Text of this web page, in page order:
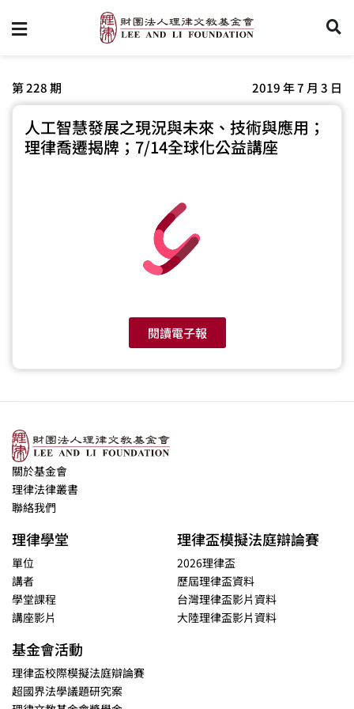
第 228 期 2019 年 7 月 3 日
人工智慧發展之現況與未來、技術與應用；
理律喬遷揭牌；7/14全球化公益講座
閱讀電子報
關於基金會
理律法律叢書
聯絡我們
理律學堂
單位
講者
學堂課程
講座影片
理律盃模擬法庭辯論賽
2026理律盃
歷屆理律盃資料
台灣理律盃影片資料
大陸理律盃影片資料
基金會活動
理律盃校際模擬法庭辯論賽
超國界法學議題研究案